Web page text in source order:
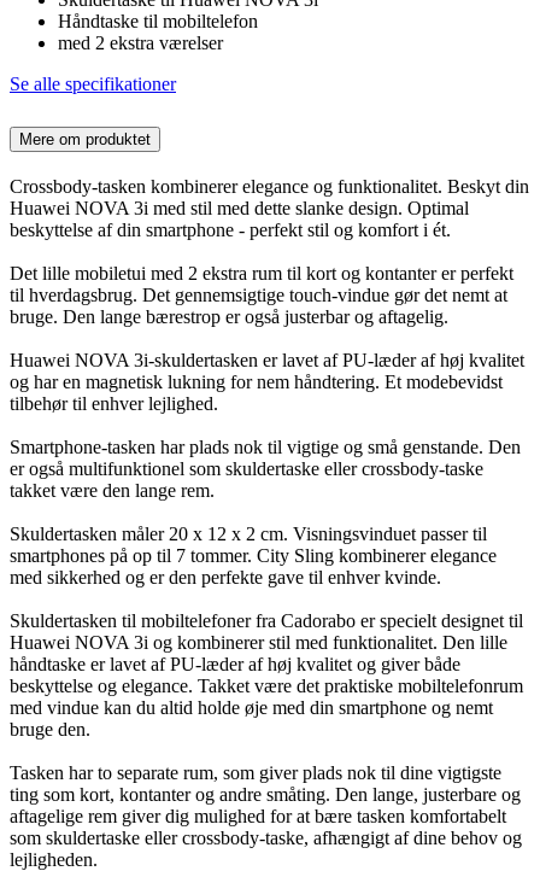
Håndtaske til mobiltelefon
med 2 ekstra værelser
Se alle specifikationer
Mere om produktet
Crossbody-tasken kombinerer elegance og funktionalitet. Beskyt din
Huawei NOVA 3i med stil med dette slanke design. Optimal
beskyttelse af din smartphone - perfekt stil og komfort i ét.
Det lille mobiletui med 2 ekstra rum til kort og kontanter er perfekt
til hverdagsbrug. Det gennemsigtige touch-vindue gør det nemt at
bruge. Den lange bærestrop er også justerbar og aftagelig.
Huawei NOVA 3i-skuldertasken er lavet af PU-læder af høj kvalitet
og har en magnetisk lukning for nem håndtering. Et modebevidst
tilbehør til enhver lejlighed.
Smartphone-tasken har plads nok til vigtige og små genstande. Den
er også multifunktionel som skuldertaske eller crossbody-taske
takket være den lange rem.
Skuldertasken måler 20 x 12 x 2 cm. Visningsvinduet passer til
smartphones på op til 7 tommer. City Sling kombinerer elegance
med sikkerhed og er den perfekte gave til enhver kvinde.
Skuldertasken til mobiltelefoner fra Cadorabo er specielt designet til
Huawei NOVA 3i og kombinerer stil med funktionalitet. Den lille
håndtaske er lavet af PU-læder af høj kvalitet og giver både
beskyttelse og elegance. Takket være det praktiske mobiltelefonrum
med vindue kan du altid holde øje med din smartphone og nemt
bruge den.
Tasken har to separate rum, som giver plads nok til dine vigtigste
ting som kort, kontanter og andre småting. Den lange, justerbare og
aftagelige rem giver dig mulighed for at bære tasken komfortabelt
som skuldertaske eller crossbody-taske, afhængigt af dine behov og
lejligheden.